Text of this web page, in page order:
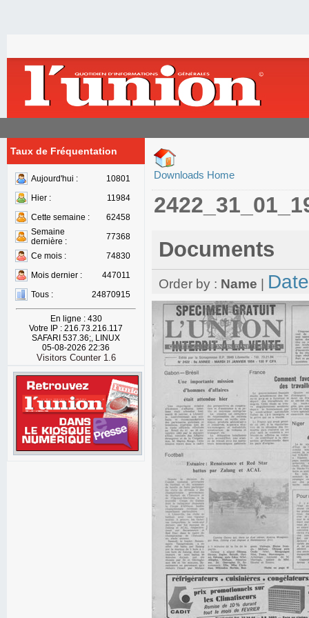
Taux de Fréquentation
Aujourd'hui :
10801
Hier :
11984
Cette semaine :
62458
Semaine
dernière :
77368
Ce mois :
74830
Mois dernier :
447011
Tous :
24870915
En ligne : 430
Votre IP : 216.73.216.117
SAFARI 537.36;, LINUX
05-08-2026 22:36
Visitors Counter 1.6
Downloads Home
Documents
Order by : Name Date